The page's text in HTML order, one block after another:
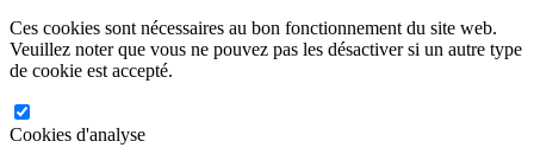
Ces cookies sont nécessaires au bon fonctionnement du site web.
Veuillez noter que vous ne pouvez pas les désactiver si un autre type
de cookie est accepté.
Cookies d'analyse